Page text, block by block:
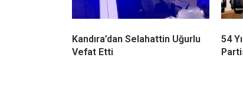
Fındık Rekoltesinde Büyük